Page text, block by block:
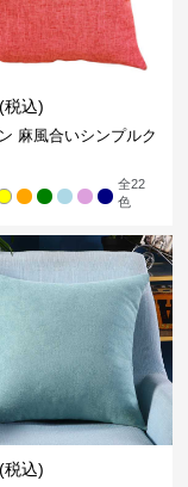
(税込)
麻風合いシンプルク
全22
色
(税込)